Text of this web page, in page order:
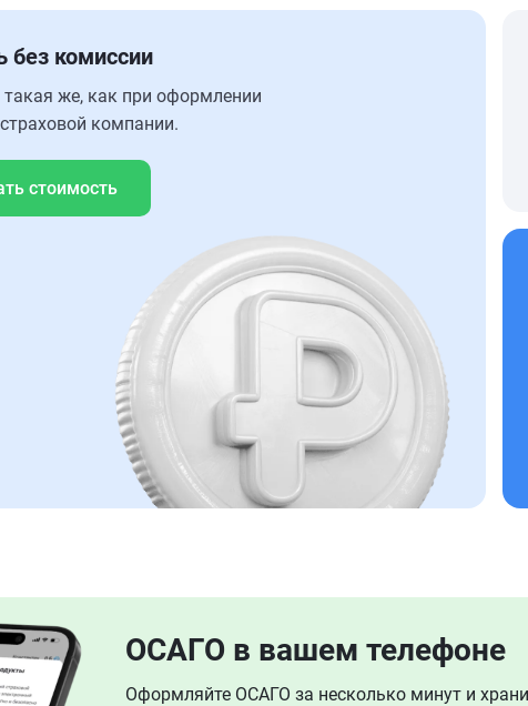
без комиссии
же, как при оформлении
компании.
стоимость
ОСАГО в вашем телефоне
Оформляйте ОСАГО за несколько минут и